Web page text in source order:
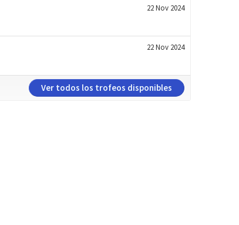
22 Nov 2024
22 Nov 2024
Ver todos los trofeos disponibles